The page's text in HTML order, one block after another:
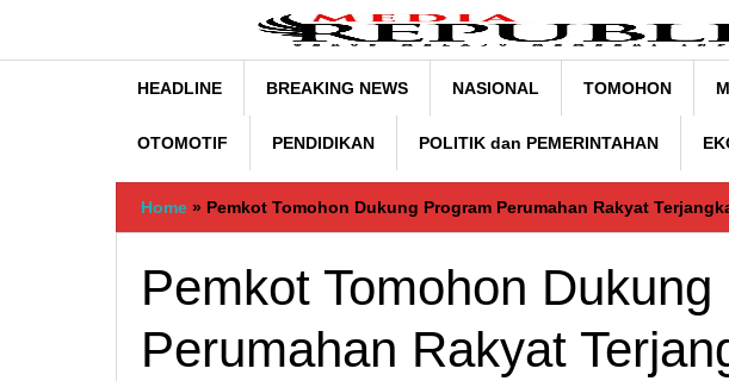
konten
HEADLINE BREAKING NEWS NASIONAL TOMOHON
OTOMOTIF PENDIDIKAN POLITIK dan PEMERINTAHAN
Home » Pemkot Tomohon Dukung Program Perumahan Rakyat
Pemkot Tomohon Dukung
Perumahan Rakyat